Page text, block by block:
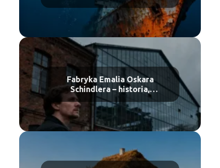
Fabryka Emalia Oskara
Schindlera – historia,
zwiedzanie, bilety